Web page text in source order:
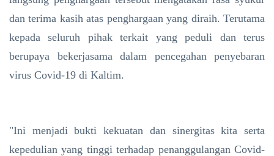
dan terima kasih atas penghargaan yang diraih. Terutama
kepada seluruh pihak terkait yang peduli dan terus
berupaya bekerjasama dalam pencegahan penyebaran
virus Covid-19 di Kaltim.
"Ini menjadi bukti kekuatan dan sinergitas kita serta
kepedulian yang tinggi terhadap penanggulangan Covid-